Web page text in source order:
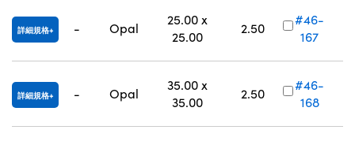
詳細規格 - Opal
25.00 x
25.00
2.50
#46-
167
詳細規格 - Opal
35.00 x
35.00
2.50
#46-
168